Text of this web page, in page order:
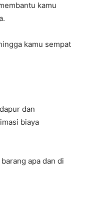
kamu
kamu sempat
dan
biaya
apa dan di